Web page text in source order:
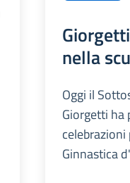
nella
Oggi il
Giorgetti ha
Ginnastica